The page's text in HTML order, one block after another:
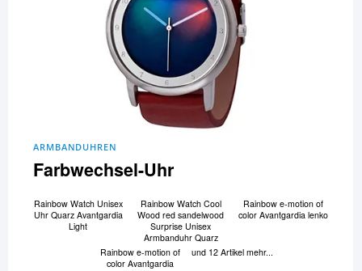
ARMBANDUHREN
Farbwechsel-Uhr
Rainbow Watch Unisex
Uhr Quarz Avantgardia
Light
Rainbow Watch Cool
Wood red sandelwood
Surprise Unisex
Armbanduhr Quarz
Rainbow e-motion of
color Avantgardia lenko
Rainbow e-motion of
color Avantgardia
und 12 Artikel mehr...